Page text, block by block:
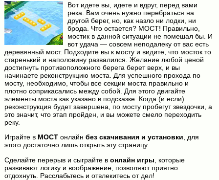
Вот идете вы, идете и вдруг, перед вами
река. Вам очень нужно перебраться на
другой берег, но, как назло ни лодки, ни
брода. Что остается? МОСТ! Правильно,
мостик в данной ситуации не помешал бы. И
вот удача — совсем неподалеку от вас есть
деревянный мост. Подходите вы к мосту и видите, что мосток то
старенький и наполовину развалился. Желание любой ценой
достигнуть противоположного берега берет верх, и вы
начинаете реконструкцию моста. Для успешного прохода по
мосту, необходимо, чтобы все секции моста правильно и
плотно соприкасались между собой. Для этого двигайте
элементы моста как указано в подсказке. Когда (и если)
реконструкция будет завершена, по мосту пробегут звездочки, а
это значит, что этап пройден, и вы можете смело переходить
реку.
Играйте в МОСТонлайн без скачивания и установки, для
этого достаточно лишь открыть эту страницу.
Сделайте перерыв и сыграйте в онлайн игры , которые
развивают логику и воображение, позволяют приятно
отдохнуть. Расслабьтесь и отвлекитесь от дел!